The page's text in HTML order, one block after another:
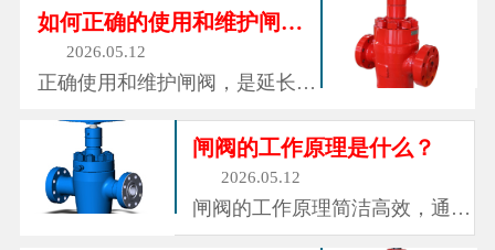
地面...
边，总能看到一些由阀门、管路
和仪表组成的金属装置，它们矗
立在每一口油井的井口，外形如
同一个多枝杈的金属树。这就是
采油树，油气开采领域中最常见
也最...
如何正确的使用和维护闸阀？
2026.05.12
正确使用和维护闸阀，是延长其
键。操作时，需平稳转动手轮，
避免用力过猛导致阀杆损坏或密
封失效;开启和关闭阀门时，要
注意观察流体流动状态，避免在
闸阀的工作原理是什么？
2026.05.12
闸阀的工作原理简洁高效，通过
旋转手轮带动阀杆上下移动，进